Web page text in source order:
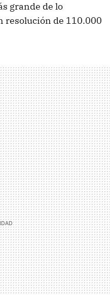
grande de lo
resolución de 110.000